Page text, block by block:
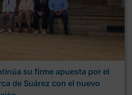
su firme apuesta por el
de Suárez con el nuevo